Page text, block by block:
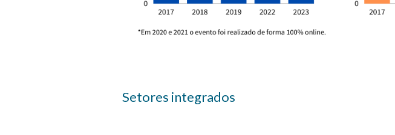
Setores integrados